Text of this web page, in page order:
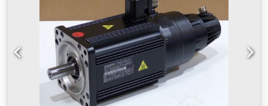
trilateral con laterales de aluminio y grúa Hiab X-HiDuo
188 ES-5 con mando a distancia (control remoto). Caja de
cambios 12 TX 2621 TD con intarder. Diagrama de carga:
4,6 m – 3400 kg, 8,4 m – 1640 kg, 14,7 m – 840 kg. Pinza
para palets disponible por un suplemento. INFORMACIÓN
SOBRE ACCESORIOS SUJETA A CAMBIOS, VENTAS
INTERMEDIAS Y ERRORES RESERVADOS. Dcsdpoy U Id Tofx